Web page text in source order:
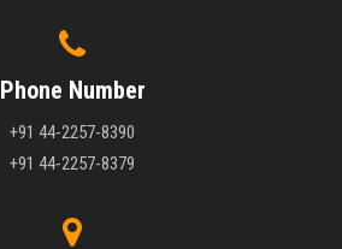
Phone Number
+91 44-2257-8390
+91 44-2257-8379